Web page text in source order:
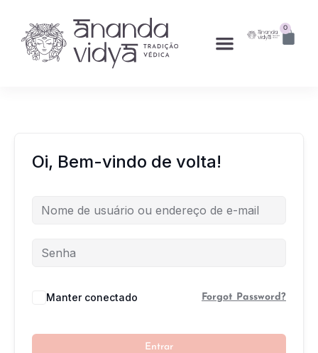
0
Oi, Bem-vindo de volta!
Manter conectado Forgot Password?
Entrar